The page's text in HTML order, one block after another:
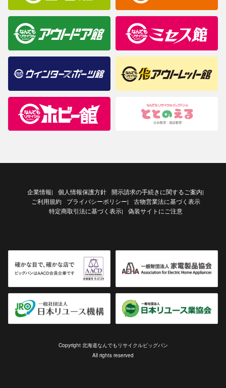
企業情報| 個人情報保護方針 開示請求の手続きに関するご案内|
ご利用規約 プライバシーポリシー|
古物営業法に基づく表示
特定商取引法に基づく表示| 偽装サイトにご注意
Copyright 北海道なんでもリサイクルビッグバン
All rights reserved